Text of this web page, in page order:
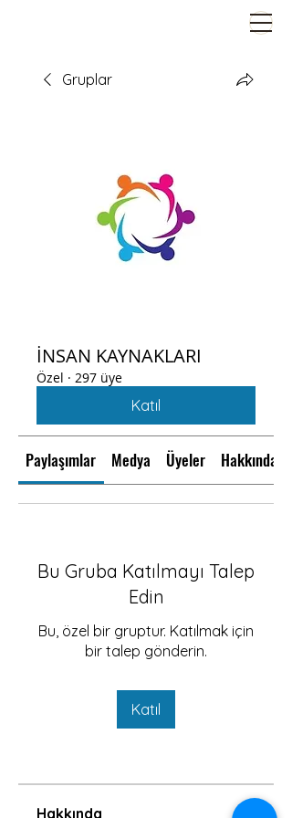
Gruplar
İNSAN KAYNAKLARI
Özel · 297 üye
Katıl
Paylaşımlar Medya Üyeler Hakkında
Bu Gruba Katılmayı Talep
Edin
Bu, özel bir gruptur. Katılmak için
bir talep gönderin.
Katıl
Hakkında